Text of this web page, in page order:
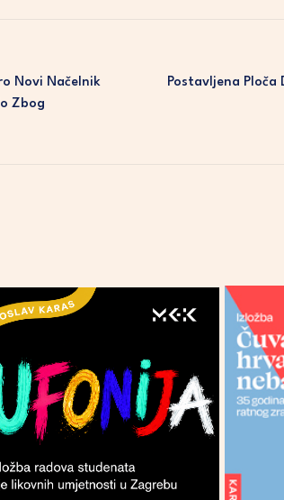
Novi Načelnik
Zbog
Postavljena Ploča